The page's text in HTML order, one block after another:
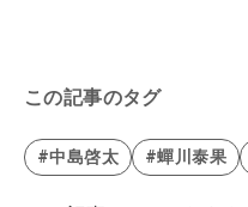
この記事のタグ
#中島啓太 #蟬川泰果